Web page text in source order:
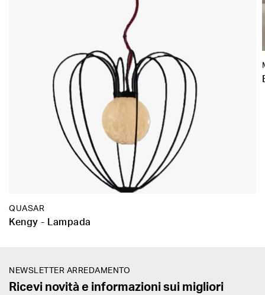
QUASAR
Kengy - Lampada
NEWSLETTER ARREDAMENTO
Ricevi novità e informazioni sui migliori